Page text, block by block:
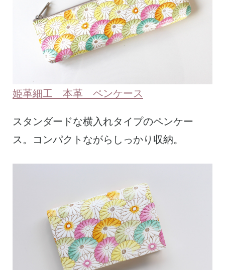
姫革細工 本革 ペンケース
スタンダードな横入れタイプのペンケー
ス。コンパクトながらしっかり収納。